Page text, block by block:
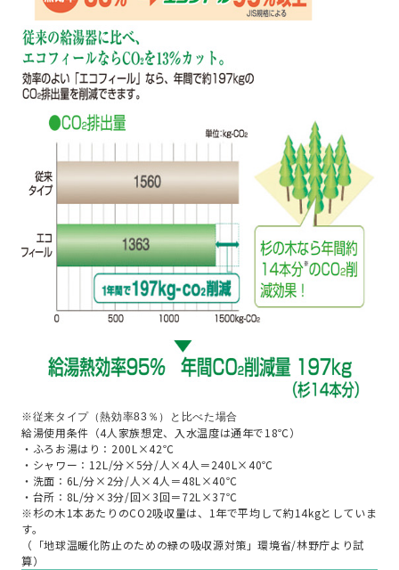
※従来タイプ（熱効率83％）と比べた場合
給湯使用条件（4人家族想定、入水温度は通年で18℃）
・ふろお湯はり：200L×42℃
・シャワー：12L/分×5分/人×4人＝240L×40℃
・洗面：6L/分×2分/人×4人＝48L×40℃
・台所：8L/分×3分/回×3回＝72L×37℃
※杉の木1本あたりのCO2吸収量は、1年で平均して約14kgとしていま
す。
（「地球温暖化防止のための緑の吸収源対策」環境省/林野庁より試
算）